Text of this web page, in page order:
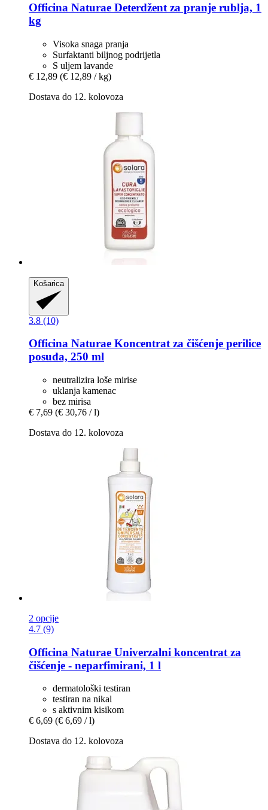
Officina Naturae Deterdžent za pranje rublja, 1
kg
Visoka snaga pranja
Surfaktanti biljnog podrijetla
S uljem lavande
€ 12,89 (€ 12,89 / kg)
Dostava do 12. kolovoza
Košarica
3.8 (10)
Officina Naturae Koncentrat za čišćenje perilice
posuđa, 250 ml
neutralizira loše mirise
uklanja kamenac
bez mirisa
€ 7,69 (€ 30,76 / l)
Dostava do 12. kolovoza
2 opcije
4.7 (9)
Officina Naturae Univerzalni koncentrat za
čišćenje -​ neparfimirani, 1 l
dermatološki testiran
testiran na nikal
s aktivnim kisikom
€ 6,69 (€ 6,69 / l)
Dostava do 12. kolovoza